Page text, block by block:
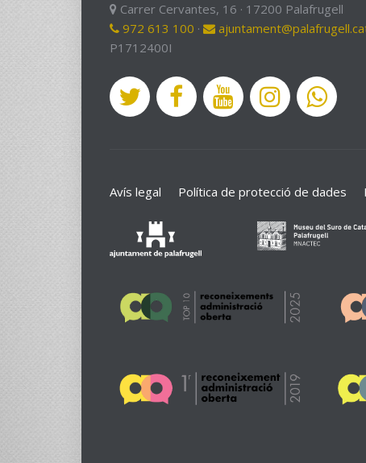
Carrer Cervantes, 16 · 17200 Palafrugell
972 613 100 ·
P1712400I
Avís legal Política de protecció de dades